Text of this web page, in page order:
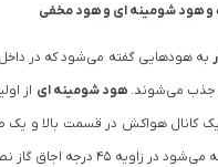
هود شومینه ای و هود مخفی
به هودهایی گفته می‌شود که در داخل
می‌شوند.هود شومینه ای
یک کانال هواکش در قسمت بالا و
شیب‌دار نیز